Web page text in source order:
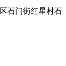
石门街红星村石